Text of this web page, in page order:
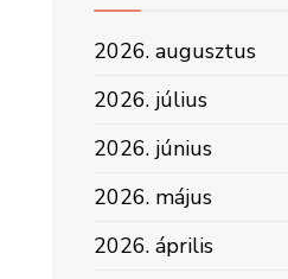
2026. augusztus
2026. július
2026. június
2026. május
2026. április